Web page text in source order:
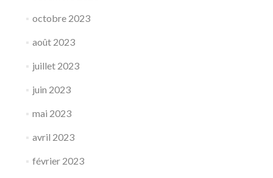
octobre 2023
août 2023
juillet 2023
juin 2023
mai 2023
avril 2023
février 2023